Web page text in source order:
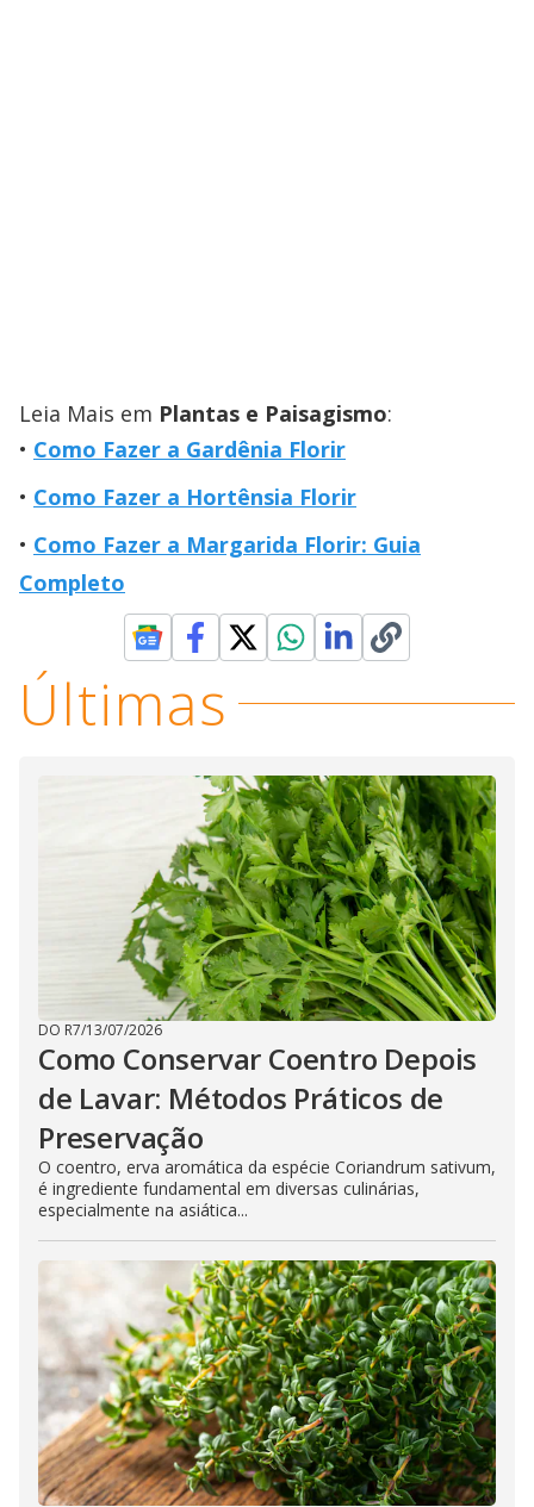
Leia Mais em Plantas e Paisagismo:
Como Fazer a Gardênia Florir
Como Fazer a Hortênsia Florir
Como Fazer a Margarida Florir: Guia
Completo
Últimas
DO R7/13/07/2026
Como Conservar Coentro Depois
de Lavar: Métodos Práticos de
Preservação
O coentro, erva aromática da espécie Coriandrum sativum,
é ingrediente fundamental em diversas culinárias,
especialmente na asiática...